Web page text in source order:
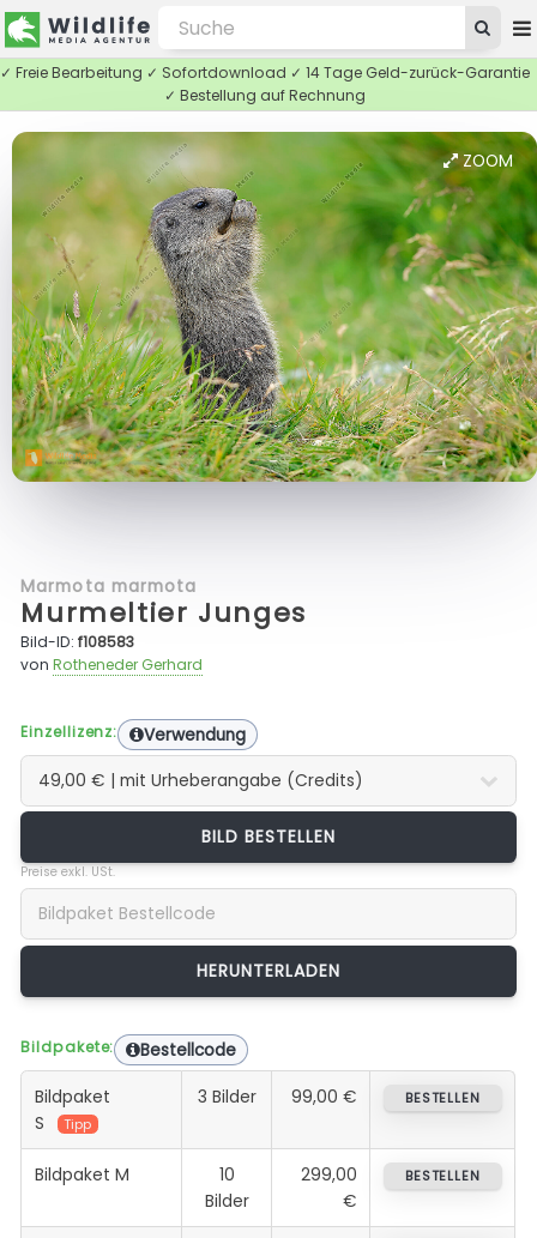
✓ Freie Bearbeitung ✓ Sofortdownload ✓ 14 Tage Geld-zurück-Garantie
✓ Bestellung auf Rechnung
ZOOM
Marmota marmota
Murmeltier Junges
Bild-ID:f108583
vonRotheneder Gerhard
Einzellizenz: Verwendung
BILD BESTELLEN
Preise exkl. USt.
Bildpakete: Bestellcode
Bildpaket
S
Tipp
3 Bilder 99,00 € BESTELLEN
Bildpaket M
10
Bilder
299,00
€
BESTELLEN